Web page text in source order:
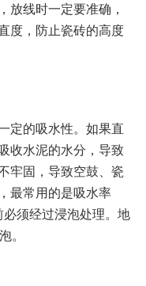
放线时一定要准确，
度，防止瓷砖的高度
定的吸水性。如果直
收水泥的水分，导致
牢固，导致空鼓、瓷
最常用的是吸水率
须经过浸泡处理。地
。